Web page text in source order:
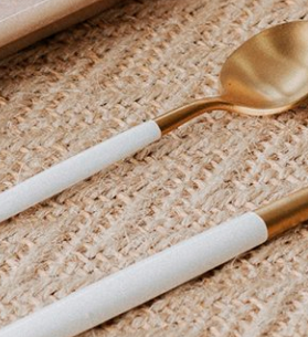
Ideissamara A.
27/07/2026
Eu recomendo esse produto.
Marcela H.
24/07/2026
Eu recomendo esse produto.